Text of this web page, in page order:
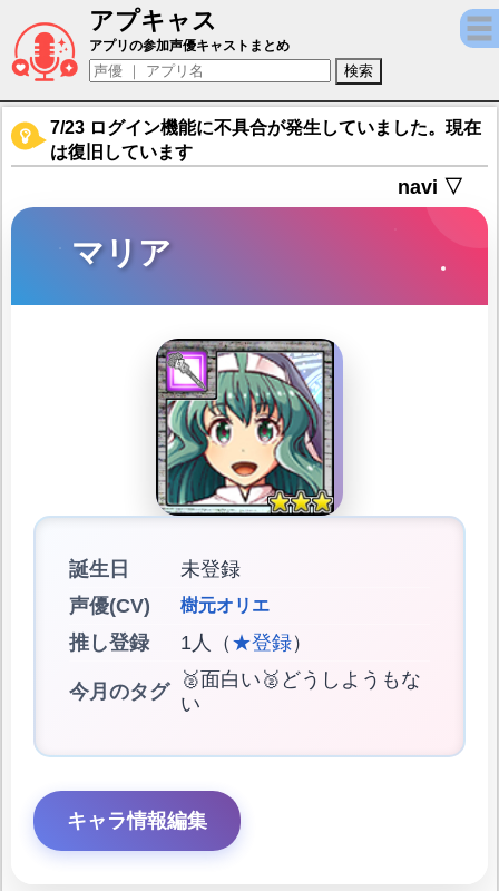
アプキャス
マリア（声優：樹元オリエ)【東京放課後サ
アプリの参加声優キャストまとめ
7/23 ログイン機能に不具合が発生していました。現在
は復旧しています
navi ▽
マリア
誕生日
未登録
声優(CV)
樹元オリエ
推し登録 1人（ ★登録）
今月のタグ
🥈面白い🥈どうしようもな
い
キャラ情報編集